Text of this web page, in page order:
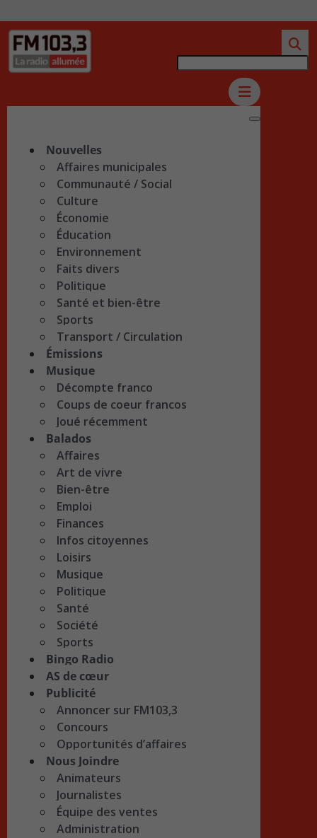
Nouvelles
Affaires municipales
Communauté / Social
Culture
Économie
Éducation
Environnement
Faits divers
Politique
Santé et bien-être
Sports
Transport / Circulation
Émissions
Musique
Décompte franco
Coups de coeur francos
Joué récemment
Balados
Affaires
Art de vivre
Bien-être
Emploi
Finances
Infos citoyennes
Loisirs
Musique
Politique
Santé
Société
Sports
Bingo Radio
AS de cœur
Publicité
Annoncer sur FM103,3
Concours
Opportunités d’affaires
Nous Joindre
Animateurs
Journalistes
Équipe des ventes
Administration